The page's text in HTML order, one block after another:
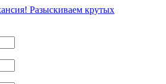
Разыскиваем крутых